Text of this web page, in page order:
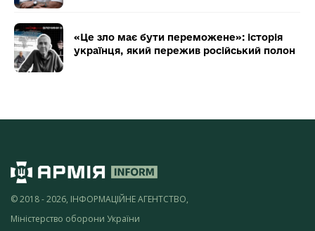
«Це зло має бути переможене»: історія
українця, який пережив російський полон
© 2018 - 2026, ІНФОРМАЦІЙНЕ АГЕНТСТВО,
Міністерство оборони України